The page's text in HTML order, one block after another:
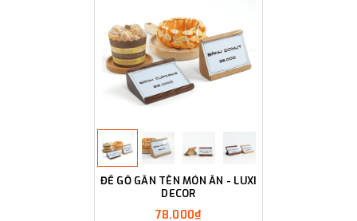
ĐẾ GỖ GẮN TÊN MÓN ĂN - LUXI
DECOR
78.000₫